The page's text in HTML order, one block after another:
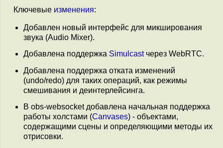
Ключевые изменения:
Добавлен новый интерфейс для микширования
звука (Audio Mixer).
Добавлена поддержка Simulcastчерез WebRTC.
Добавлена поддержка отката изменений
(undo/redo) для таких операций, как режимы
смешивания и деинтерлейсинга.
В obs-websocket добавлена начальная поддержка
работы холстами (Canvases) - объектами,
содержащими сцены и определяющими методы их
отрисовки.